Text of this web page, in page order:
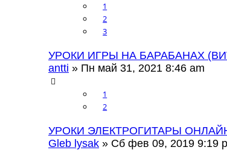
1
2
3
УРОКИ ИГРЫ НА БАРАБАНАХ
antti » Пн май 31, 2021 8:46 am
1
2
УРОКИ ЭЛЕКТРОГИТАРЫ ОНЛАЙН.
Gleb lysak » Сб фев 09, 2019 9:19